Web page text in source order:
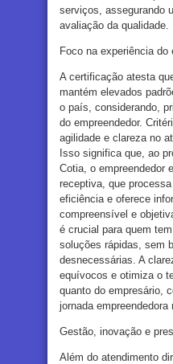
serviços, assegurando
avaliação da qualidade.
Foco na experiência do
A certificação atesta
mantém elevados
o país, considerando,
do empreendedor.
agilidade e clareza no
Isso significa que, ao
Cotia, o empreendedor
receptiva, que
eficiência e oferece
compreensível e
é crucial para quem
soluções rápidas, sem
desnecessárias. A
equívocos e otimiza o
quanto do empresário,
jornada
Gestão, inovação e
Além do atendimento